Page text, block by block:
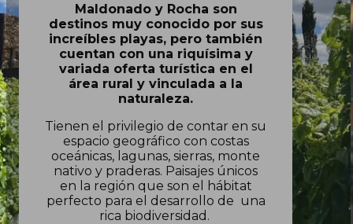
Maldonado y Rocha son
destinos muy conocido por sus
increíbles playas, pero también
cuentan con una riquísima y
variada oferta turística en el
área rural y vinculada a la
naturaleza.
Tienen el privilegio de contar en su
espacio geográfico con costas
oceánicas, lagunas, sierras, monte
nativo y praderas. Paisajes únicos
en la región que son el hábitat
perfecto para el desarrollo de una
rica biodiversidad.